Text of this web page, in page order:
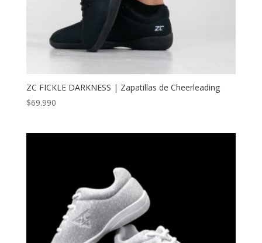
ZC FICKLE DARKNESS | Zapatillas de Cheerleading
$69.990